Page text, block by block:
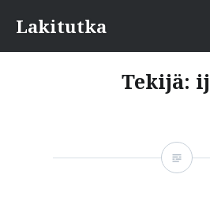
content
Lakitutka
Tekijä: